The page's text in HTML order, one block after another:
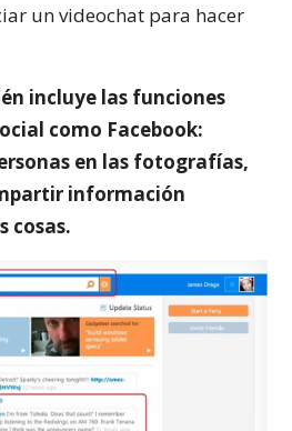
un videochat para hacer
incluye las funciones
como Facebook:
en las fotografías,
información
cosas.